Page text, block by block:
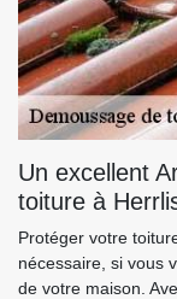
Un excellent
toiture à
Protéger votre
nécessaire, si vous
de votre maison.